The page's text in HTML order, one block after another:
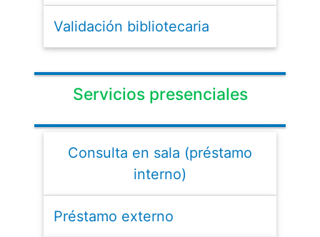
Validación bibliotecaria
Servicios presenciales
Consulta en sala (préstamo
interno)
Préstamo externo